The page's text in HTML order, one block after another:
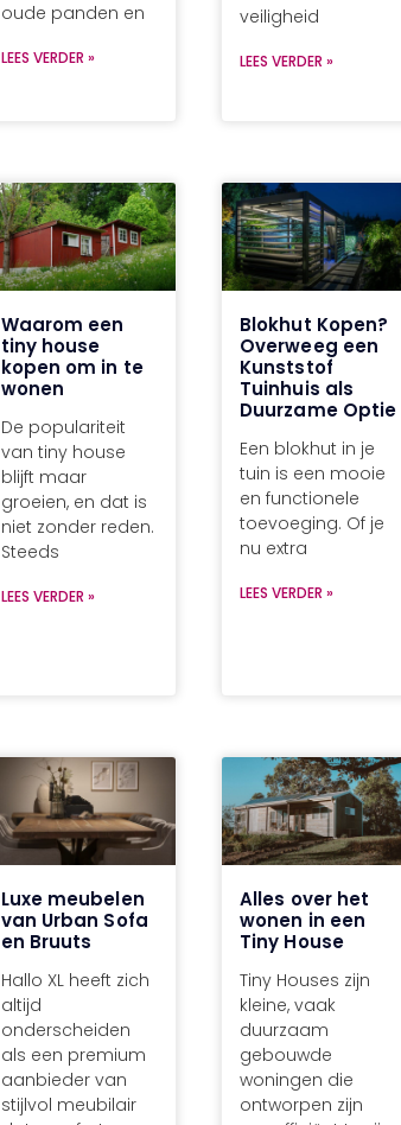
oude panden en
LEES VERDER »
veiligheid
LEES VERDER »
Waarom een
tiny house
kopen om in te
wonen
De populariteit
van tiny house
blijft maar
groeien, en dat is
niet zonder reden.
Steeds
LEES VERDER »
Blokhut Kopen?
Overweeg een
Kunststof
Tuinhuis als
Duurzame Optie
Een blokhut in je
tuin is een mooie
en functionele
toevoeging. Of je
nu extra
LEES VERDER »
Luxe meubelen
van Urban Sofa
en Bruuts
Hallo XL heeft zich
altijd
onderscheiden
als een premium
aanbieder van
stijlvol meubilair
Alles over het
wonen in een
Tiny House
Tiny Houses zijn
kleine, vaak
duurzaam
gebouwde
woningen die
ontworpen zijn